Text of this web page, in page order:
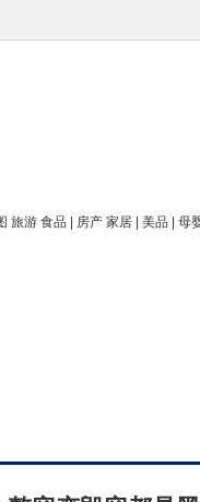
旅游 食品 | 房产 家居 | 美品 | 母